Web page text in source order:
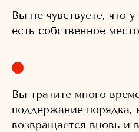
Вы не чувствуете, что
есть собственное
Вы тратите много
поддержание порядка,
возвращается вновь и